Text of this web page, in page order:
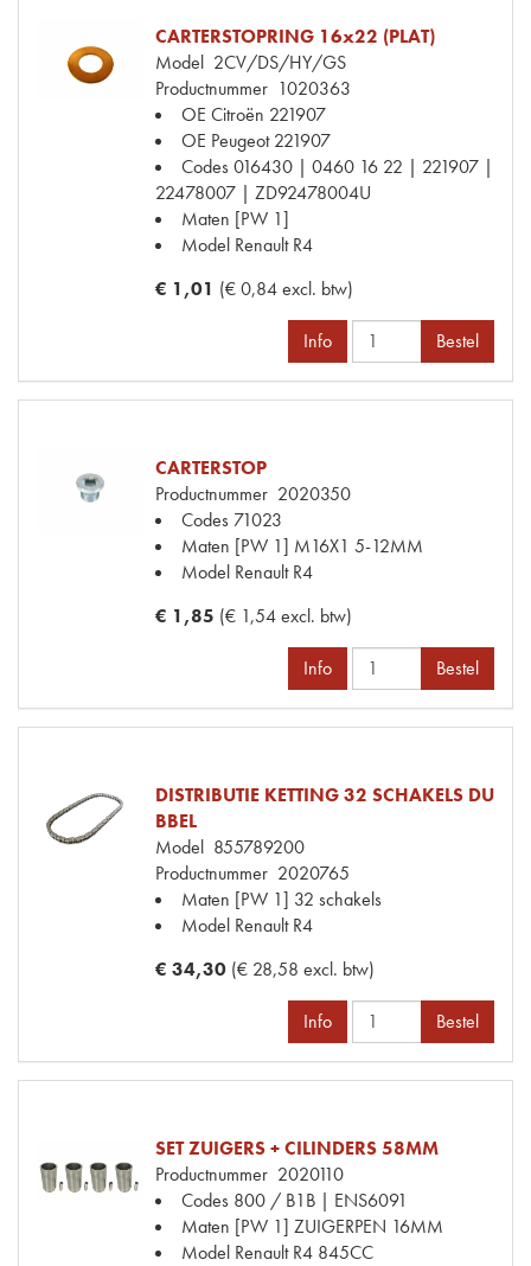
CARTERSTOPRING 16x22 (PLAT)
Model 2CV/DS/HY/GS
Productnummer 1020363
OE Citroën 221907
OE Peugeot 221907
Codes016430 | 0460 16 22 | 221907 |
22478007 | ZD92478004U
Maten [PW 1]
Model Renault R4
€ 1,01 (€ 0,84 excl. btw)
Info Bestel
CARTERSTOP
Productnummer 2020350
Codes 71023
Maten [PW 1] M16X1 5-12MM
Model Renault R4
€ 1,85 (€ 1,54 excl. btw)
Info Bestel
DISTRIBUTIE KETTING 32 SCHAKELS DU
BBEL
Model 855789200
Productnummer 2020765
Maten [PW 1] 32 schakels
Model Renault R4
€ 34,30 (€ 28,58 excl. btw)
Info Bestel
SET ZUIGERS + CILINDERS 58MM
Productnummer 2020110
Codes 800 / B1B | ENS6091
Maten [PW 1] ZUIGERPEN 16MM
Model Renault R4 845CC